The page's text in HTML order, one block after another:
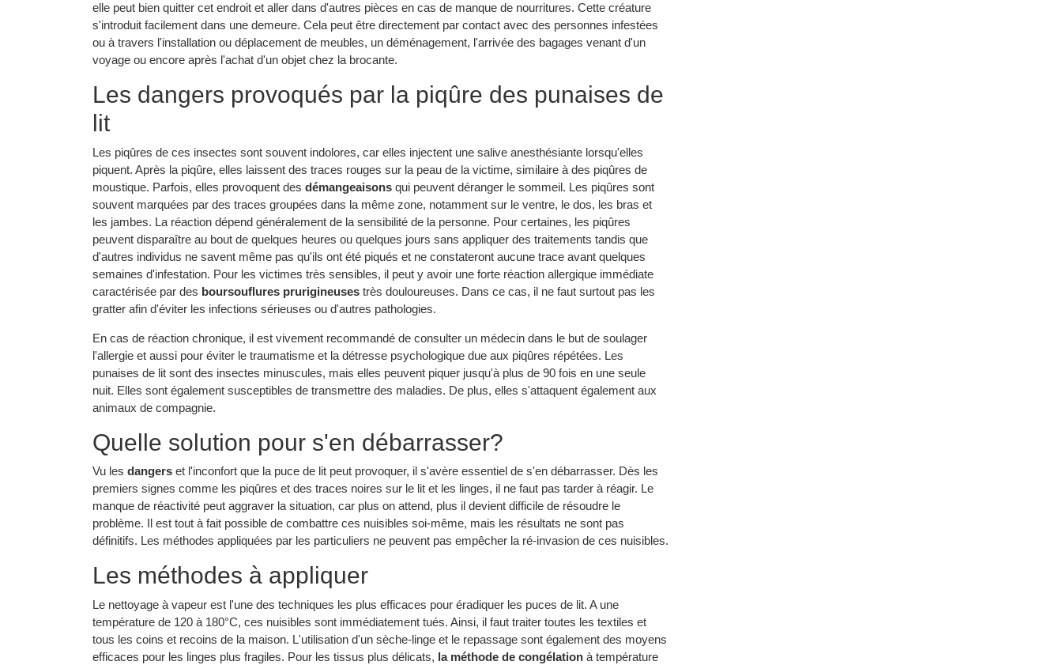
elle peut bien quitter cet endroit et aller dans d'autres pièces en cas de manque de nourritures. Cette créature
s'introduit facilement dans une demeure. Cela peut être directement par contact avec des personnes infestées
ou à travers l'installation ou déplacement de meubles, un déménagement, l'arrivée des bagages venant d'un
voyage ou encore après l'achat d'un objet chez la brocante.
Les dangers provoqués par la piqûre des punaises de
lit
Les piqûres de ces insectes sont souvent indolores, car elles injectent une salive anesthésiante lorsqu'elles
piquent. Après la piqûre, elles laissent des traces rouges sur la peau de la victime, similaire à des piqûres de
moustique. Parfois, elles provoquent des démangeaisons qui peuvent déranger le sommeil. Les piqûres sont
souvent marquées par des traces groupées dans la même zone, notamment sur le ventre, le dos, les bras et
les jambes. La réaction dépend généralement de la sensibilité de la personne. Pour certaines, les piqûres
peuvent disparaître au bout de quelques heures ou quelques jours sans appliquer des traitements tandis que
d'autres individus ne savent même pas qu'ils ont été piqués et ne constateront aucune trace avant quelques
semaines d'infestation. Pour les victimes très sensibles, il peut y avoir une forte réaction allergique immédiate
caractérisée par des boursouflures prurigineuses très douloureuses. Dans ce cas, il ne faut surtout pas les
gratter afin d'éviter les infections sérieuses ou d'autres pathologies.
En cas de réaction chronique, il est vivement recommandé de consulter un médecin dans le but de soulager
l'allergie et aussi pour éviter le traumatisme et la détresse psychologique due aux piqûres répétées. Les
punaises de lit sont des insectes minuscules, mais elles peuvent piquer jusqu'à plus de 90 fois en une seule
nuit. Elles sont également susceptibles de transmettre des maladies. De plus, elles s'attaquent également aux
animaux de compagnie.
Quelle solution pour s'en débarrasser?
Vu les dangers et l'inconfort que la puce de lit peut provoquer, il s'avère essentiel de s'en débarrasser. Dès les
premiers signes comme les piqûres et des traces noires sur le lit et les linges, il ne faut pas tarder à réagir. Le
manque de réactivité peut aggraver la situation, car plus on attend, plus il devient difficile de résoudre le
problème. Il est tout à fait possible de combattre ces nuisibles soi-même, mais les résultats ne sont pas
définitifs. Les méthodes appliquées par les particuliers ne peuvent pas empêcher la ré-invasion de ces nuisibles.
Les méthodes à appliquer
Le nettoyage à vapeur est l'une des techniques les plus efficaces pour éradiquer les puces de lit. A une
température de 120 à 180°C, ces nuisibles sont immédiatement tués. Ainsi, il faut traiter toutes les textiles et
tous les coins et recoins de la maison. L'utilisation d'un sèche-linge et le repassage sont également des moyens
efficaces pour les linges plus fragiles. Pour les tissus plus délicats, la méthode de congélation à température